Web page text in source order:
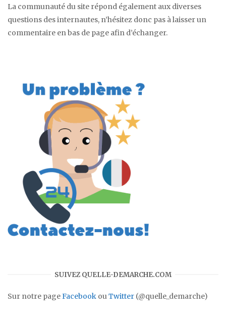
La communauté du site répond également aux diverses
questions des internautes, n’hésitez donc pas à laisser un
commentaire en bas de page afin d’échanger.
SUIVEZ QUELLE-DEMARCHE.COM
Sur notre pageFacebook ouTwitter (@quelle_demarche)